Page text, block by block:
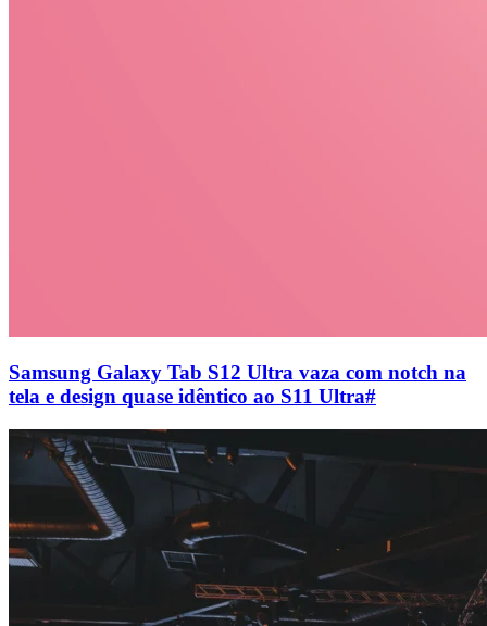
Samsung Galaxy Tab S12 Ultra vaza com notch na
tela e design quase idêntico ao S11 Ultra#